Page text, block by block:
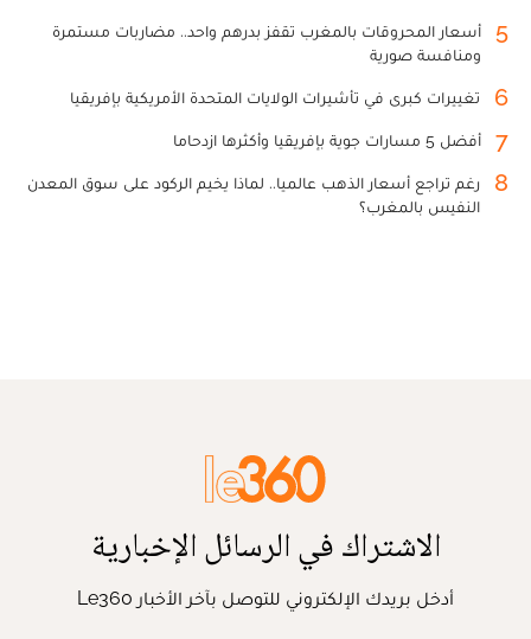
5
أسعار المحروقات بالمغرب تقفز بدرهم واحد.. مضاربات مستمرة
ومنافسة صورية
6 تغييرات كبرى في تأشيرات الولايات المتحدة الأمريكية بإفريقيا
7 أفضل 5 مسارات جوية بإفريقيا وأكثرها ازدحاما
8
رغم تراجع أسعار الذهب عالميا.. لماذا يخيم الركود على سوق المعدن
النفيس بالمغرب؟
الاشتراك في الرسائل الإخبارية
أدخل بريدك الإلكتروني للتوصل بآخر الأخبار Le360